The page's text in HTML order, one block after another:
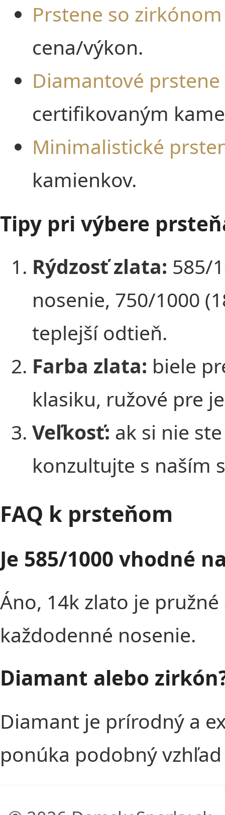
Prstene so zirkónom
cena/výkon.
Diamantové prstene
certifikovaným
Minimalistické
kamienkov.
Tipy pri výbere
Rýdzosť zlata: 585/
nosenie, 750/1000
teplejší odtieň.
Farba zlata: biele
klasiku, ružové pre
Veľkosť: ak si nie
konzultujte s naším
FAQ k prsteňom
Je 585/1000 vhodné
Áno, 14k zlato je
každodenné nosenie.
Diamant alebo
Diamant je prírodný a
ponúka podobný